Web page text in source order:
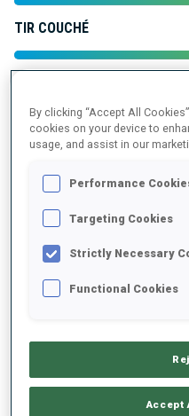
TIR COUCHÉ
TENDANCE DES
100%
By clicking “Accept All
cookies on your device to
usage, and assist in our
Performance
Targeting Cookies
Strictly Necessary
Functional Cookies
Accept